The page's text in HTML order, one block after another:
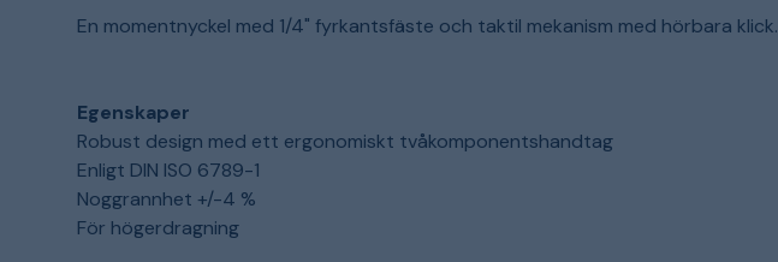
En momentnyckel med 1/4" fyrkantsfäste och taktil mekanism med hörbara klick.
Egenskaper
Robust design med ett ergonomiskt tvåkomponentshandtag
Enligt DIN ISO 6789-1
Noggrannhet +/-4 %
För högerdragning